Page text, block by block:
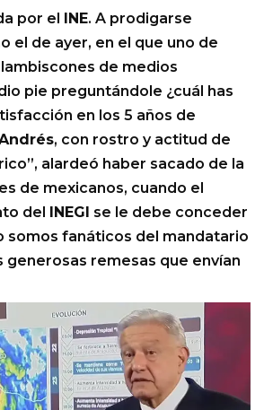
por el INE. A prodigarse
el de ayer, en el que uno de
de medios
pie preguntándole ¿cuál has
en los 5 años de
, con rostro y actitud de
alardeó haber sacado de la
de mexicanos, cuando el
del INEGI se le debe conceder
somos fanáticos del mandatario
generosas remesas que envían